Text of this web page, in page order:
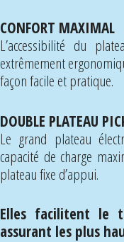
CONFORT MAXIMAL
L’accessibilité du
extrêmement
façon facile et pratique.
DOUBLE PLATEAU
Le grand plateau
capacité de charge
plateau fixe d’appui.
Elles facilitent le
assurant les plus